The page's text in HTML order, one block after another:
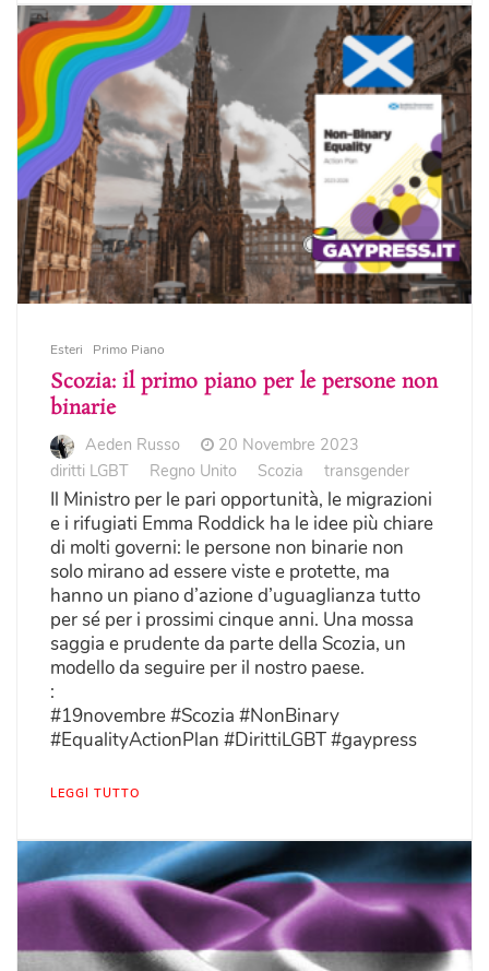
Esteri Primo Piano
Scozia: il primo piano per le persone non
binarie
Aeden Russo
20 Novembre 2023
diritti LGBT
Regno Unito Scozia transgender
Il Ministro per le pari opportunità, le migrazioni
e i rifugiati Emma Roddick ha le idee più chiare
di molti governi: le persone non binarie non
solo mirano ad essere viste e protette, ma
hanno un piano d’azione d’uguaglianza tutto
per sé per i prossimi cinque anni. Una mossa
saggia e prudente da parte della Scozia, un
modello da seguire per il nostro paese.
:
#19novembre #Scozia #NonBinary
#EqualityActionPlan #DirittiLGBT #gaypress
LEGGI TUTTO